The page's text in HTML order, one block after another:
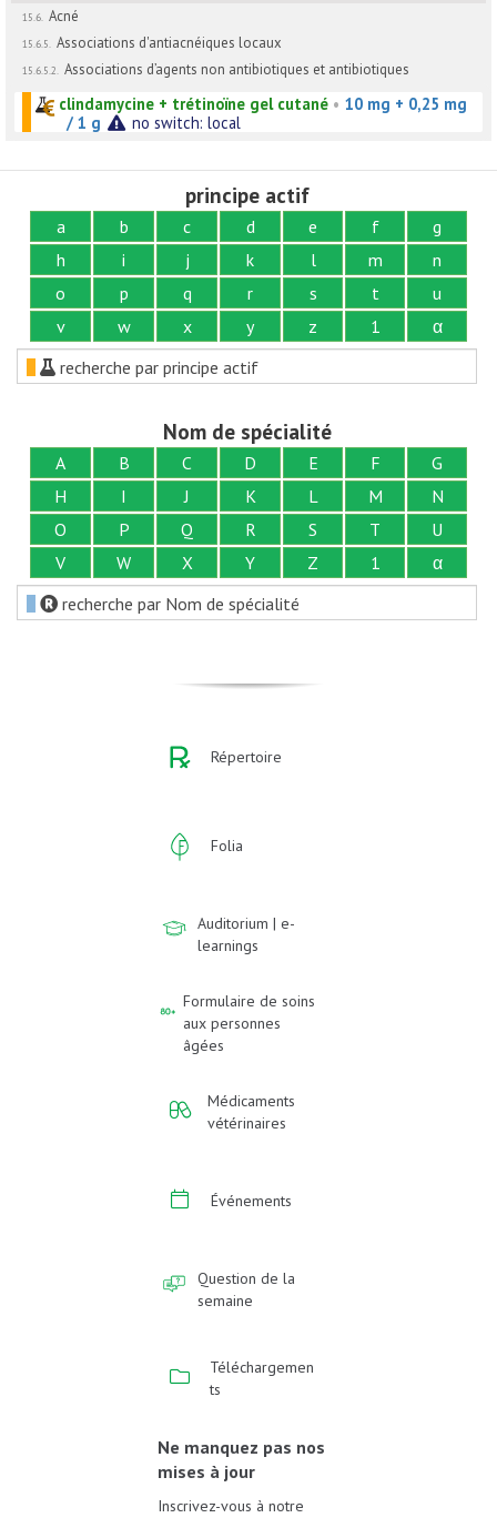
15.6. Acné
15.6.5. Associations d'antiacnéiques locaux
15.6.5.2. Associations d’agents non antibiotiques et antibiotiques
clindamycine + trétinoïne gel cutané • 10 mg + 0,25 mg
/ 1 g
no switch: local
principe actif
a b c d e f
g
h
i j k l m
n
o
p q r s t
u
v
w x y z 1
α
recherche par principe actif
Nom de spécialité
A B C D E F
G
H
I J K L M
N
O
P Q R S T
U
V
W X Y Z 1
α
recherche par Nom de spécialité
Répertoire
Folia
Auditorium | e-
learnings
Formulaire de soins
aux personnes
âgées
Médicaments
vétérinaires
Événements
Question de la
semaine
Téléchargemen
ts
Ne manquez pas nos
mises à jour
Inscrivez-vous à notre